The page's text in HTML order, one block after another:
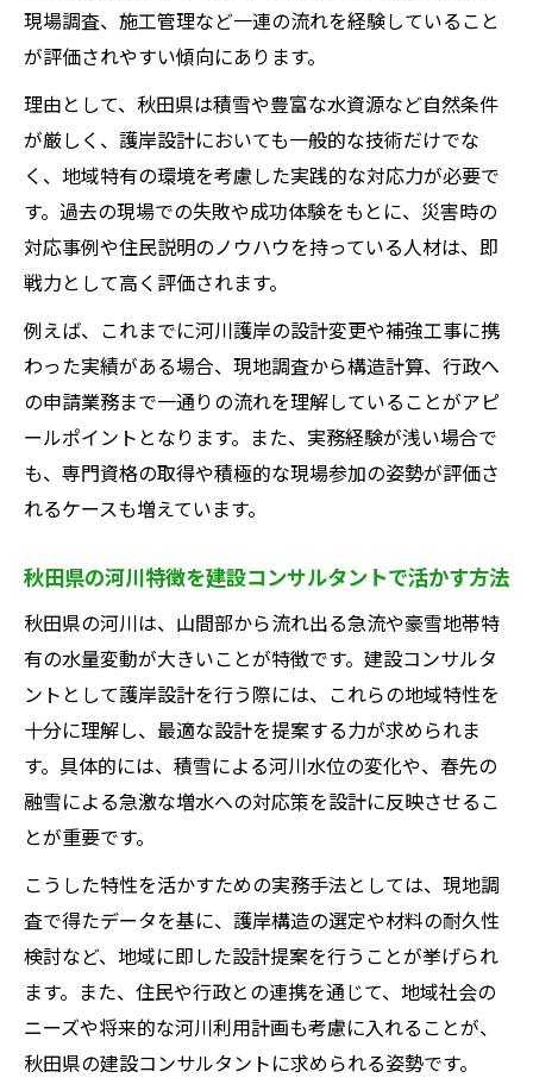
業界全体の離職率と長期的キャリア維持の
要点
働きやすい建設コンサルタント企業の特徴
を知る
秋田県で建設コンサルタントが実感する職
場環境の違い
安心して長く働ける企業の選び方
建設コンサルタントで重視すべき企業文化
と働きやすさ
護岸設計に強い建設コンサルタント企業を
見極める方法
ホワイト企業選定における建設コンサルタ
ントの視点
長期勤務を実現する建設コンサルタントの
建設コンサルタント業界で安心して働ける
要素とは
中途採用から築く護岸設計の専門性
建設コンサルタントの中途採用で伸ばす専
門スキル
護岸設計分野で求められる建設コンサルタ
ントの勉強法
中途採用者が建設コンサルタントで活躍す
る秘訣
護岸設計技術の最新動向と建設コンサルタ
ントの適応力
現場調査、施工管理など一連の流れを経験していること
が評価されやすい傾向にあります。
理由として、秋田県は積雪や豊富な水資源など自然条件
が厳しく、護岸設計においても一般的な技術だけでな
く、地域特有の環境を考慮した実践的な対応力が必要で
す。過去の現場での失敗や成功体験をもとに、災害時の
対応事例や住民説明のノウハウを持っている人材は、即
戦力として高く評価されます。
例えば、これまでに河川護岸の設計変更や補強工事に携
わった実績がある場合、現地調査から構造計算、行政へ
の申請業務まで一通りの流れを理解していることがアピ
ールポイントとなります。また、実務経験が浅い場合で
も、専門資格の取得や積極的な現場参加の姿勢が評価さ
れるケースも増えています。
秋田県の河川特徴を建設コンサルタントで活かす方法
秋田県の河川は、山間部から流れ出る急流や豪雪地帯特
有の水量変動が大きいことが特徴です。建設コンサルタ
ントとして護岸設計を行う際には、これらの地域特性を
十分に理解し、最適な設計を提案する力が求められま
す。具体的には、積雪による河川水位の変化や、春先の
融雪による急激な増水への対応策を設計に反映させるこ
とが重要です。
こうした特性を活かすための実務手法としては、現地調
査で得たデータを基に、護岸構造の選定や材料の耐久性
検討など、地域に即した設計提案を行うことが挙げられ
ます。また、住民や行政との連携を通じて、地域社会の
ニーズや将来的な河川利用計画も考慮に入れることが、
秋田県の建設コンサルタントに求められる姿勢です。